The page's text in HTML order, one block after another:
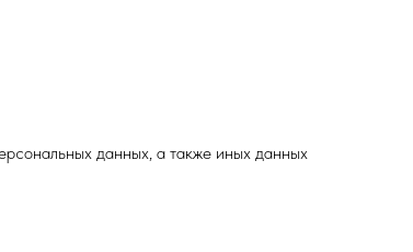
данных, а также иных данных